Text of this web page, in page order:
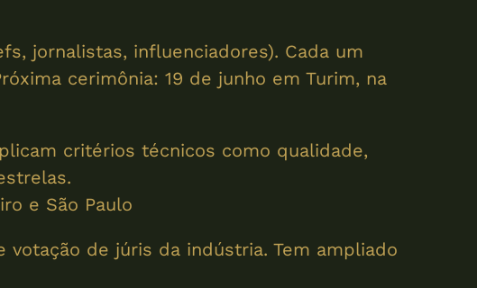
jornalistas, influenciadores). Cada um
cerimônia: 19 de junho em Turim, na
critérios técnicos como qualidade,
e São Paulo
de júris da indústria. Tem ampliado